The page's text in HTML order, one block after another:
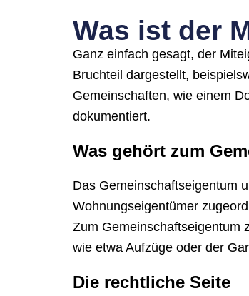
Was ist der
Ganz einfach gesagt, der
Bruchteil dargestellt,
Gemeinschaften, wie einem
dokumentiert.
Was gehört zum
Das Gemeinschaftseigentum
Wohnungseigentümer
Zum Gemeinschaftseigentum
wie etwa Aufzüge oder der
Die rechtliche Seite